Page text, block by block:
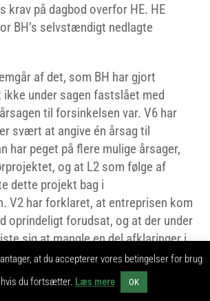
krav på dagbod overfor HE. HE
BH’s selvstændigt nedlagte
af det, som BH har gjort
under sagen fastslået med
til forsinkelsen var. V6 har
svært at angive én årsag til
har peget på flere mulige årsager,
og at L2 som følge af
dette projekt bag i
V2 har forklaret, at entreprisen kom
oprindeligt forudsat, og at der under
sig at mangle en del afklaringer i
og at der formentlig opstod en
førte til, at L2 satte produktionen
at du accepterer vores betingelser for brug
du fortsætter. Læs mere OK